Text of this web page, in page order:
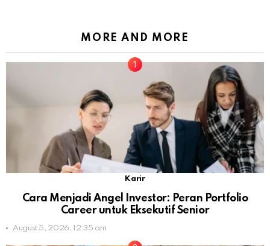
MORE AND MORE
Karir
Cara Menjadi Angel Investor: Peran Portfolio
Career untuk Eksekutif Senior
August 5, 2026, 12:35 am